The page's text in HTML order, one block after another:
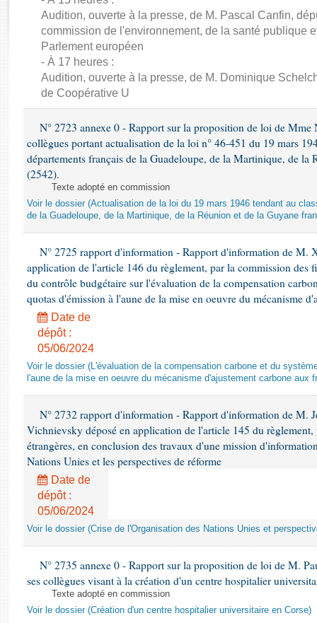
Rapports d'enquête
Rapports législatifs
Rapports sur l'application des lois
Baromètre de l’application des lois
Dossiers législatifs
Questions écrites et orales
Comptes rendus des débats
Audition, ouverte à la presse, de M. Pascal Canfin,
commission de l'environnement, de la santé publique
Parlement européen
- À 17 heures :
Audition, ouverte à la presse, de M. Dominique
de Coopérative U
N° 2723 annexe 0 - Rapport sur la proposition de loi de Mme
collègues portant actualisation de la loi n° 46-451 du 19 mars
départements français de la Guadeloupe, de la Martinique, de la
(2542).
Texte adopté en commission
Voir le dossier (Actualisation de la loi du 19 mars 1946 tendant au
de la Guadeloupe, de la Martinique, de la Réunion et de la Guyane
N° 2725 rapport d'information - Rapport d'information de M.
application de l'article 146 du règlement, par la commission des
du contrôle budgétaire sur l'évaluation de la compensation
quotas d'émission à l'aune de la mise en oeuvre du mécanisme
Date de
dépôt :
05/06/2024
Voir le dossier (L'évaluation de la compensation carbone et du
l'aune de la mise en oeuvre du mécanisme d'ajustement carbone aux
N° 2732 rapport d'information - Rapport d'information de M.
Vichnievsky déposé en application de l'article 145 du règlement,
étrangères, en conclusion des travaux d'une mission
Nations Unies et les perspectives de réforme
Date de
dépôt :
05/06/2024
Voir le dossier (Crise de l'Organisation des Nations Unies et
N° 2735 annexe 0 - Rapport sur la proposition de loi de M.
ses collègues visant à la création d'un centre hospitalier
Texte adopté en commission
Voir le dossier (Création d'un centre hospitalier universitaire en Corse)